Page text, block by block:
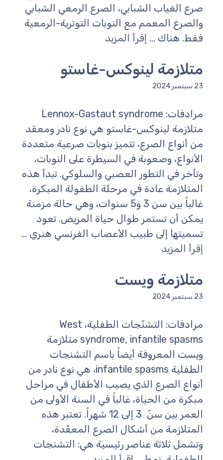
صرع الغياب الشبابي، الصرع الرمعي الشبابي
والصرع المعمم مع النوبات التوترية-الرمعية
فقط. هناك ... إقرأ المزيد
متلازمة لينوكس-غاستو
23 سبتمبر 2024
مرادفات: Lennox-Gastaut syndrome
متلازمة لينوكس-غاستو هي نوع نادر ومعقد
من أنواع الصرع، تتميز بنوبات صرعية متعددة
الأنواع، وصعوبة في السيطرة على النوبات،
وتأخر في التطور العصبي والسلوكي. تبدأ هذه
المتلازمة عادة في مرحلة الطفولة المبكرة،
غالباً بين سن 3 و5 سنوات، وهي حالة مزمنة
يمكن أن تستمر طوال حياة المريض. تعود
تسميتها إلى طبيب الأعصاب الفرنسي هنري ...
إقرأ المزيد
متلازمة ويست
23 سبتمبر 2024
مرادفات: التشنّجات الطفلية، West
syndrome, infantile spasms متلازمة
ويست المعروفة أيضاً باسم التشنجات
الطفلية infantile spasms، هي نوع نادر من
أنواع الصرع الذي يصيب الأطفال في مراحل
مبكرة من الحياة، غالباً في السنة الأولى من
العمر بين سنّ 3 إلى 12 شهراً. تعتبر هذه
المتلازمة من أشكال الصرع المعقّدة،
وتشمل ثلاثة عناصر رئيسية هي: التشنجات